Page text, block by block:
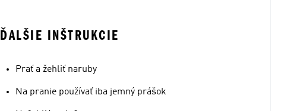
ĎALŠIE INŠTRUKCIE
Prať a žehliť naruby
Na pranie používať iba jemný prášok